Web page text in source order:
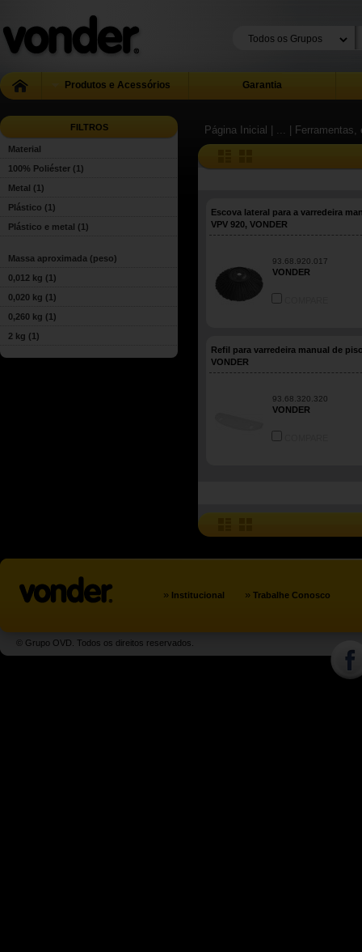
Produtos e Acessórios Garantia
FILTROS
Material
100% Poliéster (1)
Metal (1)
Plástico (1)
Plástico e metal (1)
Massa aproximada (peso)
0,012 kg (1)
0,020 kg (1)
0,260 kg (1)
2 kg (1)
Página Inicial | ... |
Escova lateral para a varredeira
VPV 920, VONDER
93.68.920.017
VONDER
Refil para varredeira manual de
VONDER
93.68.320.320
VONDER
» Institucional » Trabalhe Conosco
© Grupo OVD. Todos os direitos reservados.